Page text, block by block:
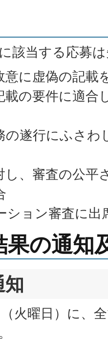
該当する応募
意に虚偽の記載
載の要件に適合
の遂行にふさ
し、審査の公平
ション審査に出
の通知
知
火曜日）に、